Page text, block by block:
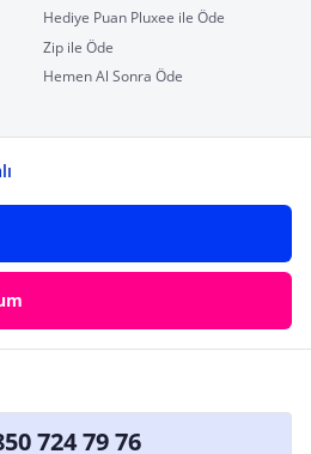
Hediye Puan Pluxee ile Öde
Zip ile Öde
Hemen Al Sonra Öde
724 79 76